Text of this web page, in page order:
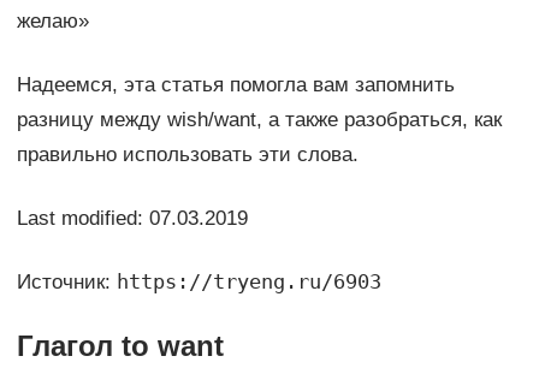
желаю»
Надеемся, эта статья помогла вам запомнить
разницу между wish/want, а также разобраться, как
правильно использовать эти слова.
Last modified: 07.03.2019
Источник: https://tryeng.ru/6903
Глагол to want